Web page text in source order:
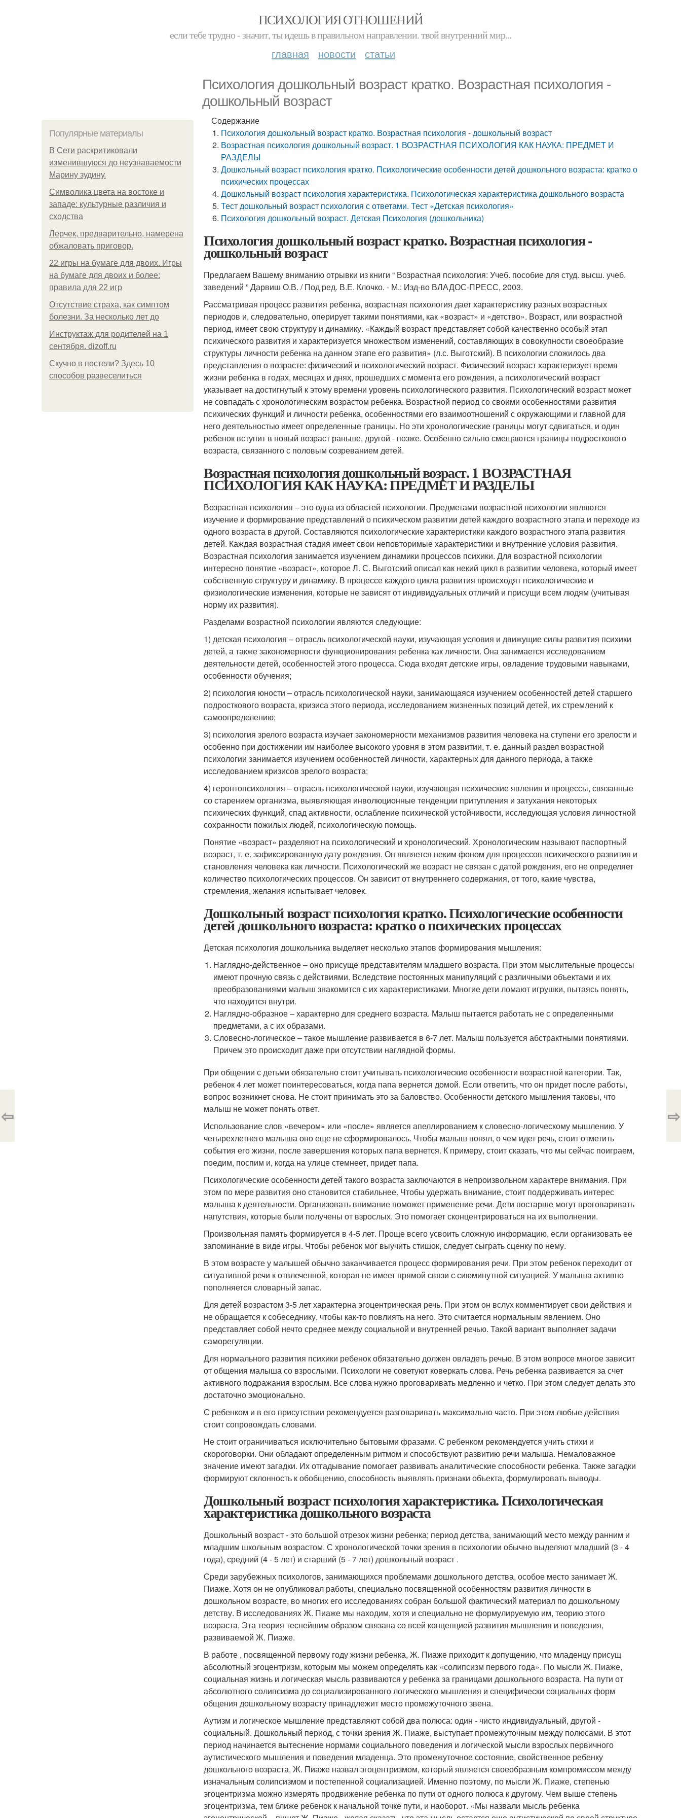
ПСИХОЛОГИЯ ОТНОШЕНИЙ
если тебе трудно - значит, ты идешь в правильном направлении. твой внутренний мир...
главная новости статьи
Психология дошкольный возраст кратко. Возрастная психология -
дошкольный возраст
Популярные материалы
В Сети раскритиковали
изменившуюся до неузнаваемости
Марину зудину.
Символика цвета на востоке и
западе: культурные различия и
сходства
Лерчек, предварительно, намерена
обжаловать приговор.
22 игры на бумаге для двоих. Игры
на бумаге для двоих и более:
правила для 22 игр
Отсутствие страха, как симптом
болезни. За несколько лет до
Инструктаж для родителей на 1
сентября. dizoff.ru
Скучно в постели? Здесь 10
способов развеселиться
Содержание
Психология дошкольный возраст кратко. Возрастная психология - дошкольный возраст
Возрастная психология дошкольный возраст. 1 ВОЗРАСТНАЯ ПСИХОЛОГИЯ КАК НАУКА: ПРЕДМЕТ И
РАЗДЕЛЫ
Дошкольный возраст психология кратко. Психологические особенности детей дошкольного возраста: кратко о
психических процессах
Дошкольный возраст психология характеристика. Психологическая характеристика дошкольного возраста
Тест дошкольный возраст психология с ответами. Тест «Детская психология»
Психология дошкольный возраст. Детская Психология (дошкольника)
Психология дошкольный возраст кратко. Возрастная психология -
дошкольный возраст
Предлагаем Вашему вниманию отрывки из книги “ Возрастная психология: Учеб. пособие для студ. высш. учеб.
заведений ” Дарвиш О.В. / Под ред. В.Е. Клочко. - М.: Изд-во ВЛАДОС-ПРЕСС, 2003.
Рассматривая процесс развития ребенка, возрастная психология дает характеристику разных возрастных
периодов и, следовательно, оперирует такими понятиями, как «возраст» и «детство». Возраст, или возрастной
период, имеет свою структуру и динамику. «Каждый возраст представляет собой качественно особый этап
психического развития и характеризуется множеством изменений, составляющих в совокупности своеобразие
структуры личности ребенка на данном этапе его развития» (л.с. Выготский). В психологии сложилось два
представления о возрасте: физический и психологический возраст. Физический возраст характеризует время
жизни ребенка в годах, месяцах и днях, прошедших с момента его рождения, а психологический возраст
указывает на достигнутый к этому времени уровень психологического развития. Психологический возраст может
не совпадать с хронологическим возрастом ребенка. Возрастной период со своими особенностями развития
психических функций и личности ребенка, особенностями его взаимоотношений с окружающими и главной для
него деятельностью имеет определенные границы. Но эти хронологические границы могут сдвигаться, и один
ребенок вступит в новый возраст раньше, другой - позже. Особенно сильно смещаются границы подросткового
возраста, связанного с половым созреванием детей.
Возрастная психология дошкольный возраст. 1 ВОЗРАСТНАЯ
ПСИХОЛОГИЯ КАК НАУКА: ПРЕДМЕТ И РАЗДЕЛЫ
Возрастная психология – это одна из областей психологии. Предметами возрастной психологии являются
изучение и формирование представлений о психическом развитии детей каждого возрастного этапа и переходе из
одного возраста в другой. Составляются психологические характеристики каждого возрастного этапа развития
детей. Каждая возрастная стадия имеет свои неповторимые характеристики и внутренние условия развития.
Возрастная психология занимается изучением динамики процессов психики. Для возрастной психологии
интересно понятие «возраст», которое Л. С. Выготский описал как некий цикл в развитии человека, который имеет
собственную структуру и динамику. В процессе каждого цикла развития происходят психологические и
физиологические изменения, которые не зависят от индивидуальных отличий и присущи всем людям (учитывая
норму их развития).
Разделами возрастной психологии являются следующие:
1) детская психология – отрасль психологической науки, изучающая условия и движущие силы развития психики
детей, а также закономерности функционирования ребенка как личности. Она занимается исследованием
деятельности детей, особенностей этого процесса. Сюда входят детские игры, овладение трудовыми навыками,
особенности обучения;
2) психология юности – отрасль психологической науки, занимающаяся изучением особенностей детей старшего
подросткового возраста, кризиса этого периода, исследованием жизненных позиций детей, их стремлений к
самоопределению;
3) психология зрелого возраста изучает закономерности механизмов развития человека на ступени его зрелости и
особенно при достижении им наиболее высокого уровня в этом развитии, т. е. данный раздел возрастной
психологии занимается изучением особенностей личности, характерных для данного периода, а также
исследованием кризисов зрелого возраста;
4) геронтопсихология – отрасль психологической науки, изучающая психические явления и процессы, связанные
со старением организма, выявляющая инволюционные тенденции притупления и затухания некоторых
психических функций, спад активности, ослабление психической устойчивости, исследующая условия личностной
сохранности пожилых людей, психологическую помощь.
Понятие «возраст» разделяют на психологический и хронологический. Хронологическим называют паспортный
возраст, т. е. зафиксированную дату рождения. Он является неким фоном для процессов психического развития и
становления человека как личности. Психологический же возраст не связан с датой рождения, его не определяет
количество психологических процессов. Он зависит от внутреннего содержания, от того, какие чувства,
стремления, желания испытывает человек.
Дошкольный возраст психология кратко. Психологические особенности
детей дошкольного возраста: кратко о психических процессах
Детская психология дошкольника выделяет несколько этапов формирования мышления:
Наглядно-действенное – оно присуще представителям младшего возраста. При этом мыслительные процессы
имеют прочную связь с действиями. Вследствие постоянных манипуляций с различными объектами и их
преобразованиями малыш знакомится с их характеристиками. Многие дети ломают игрушки, пытаясь понять,
что находится внутри.
Наглядно-образное – характерно для среднего возраста. Малыш пытается работать не с определенными
предметами, а с их образами.
Словесно-логическое – такое мышление развивается в 6-7 лет. Малыш пользуется абстрактными понятиями.
Причем это происходит даже при отсутствии наглядной формы.
При общении с детьми обязательно стоит учитывать психологические особенности возрастной категории. Так,
ребенок 4 лет может поинтересоваться, когда папа вернется домой. Если ответить, что он придет после работы,
вопрос возникнет снова. Не стоит принимать это за баловство. Особенности детского мышления таковы, что
малыш не может понять ответ.
Использование слов «вечером» или «после» является апеллированием к словесно-логическому мышлению. У
четырехлетнего малыша оно еще не сформировалось. Чтобы малыш понял, о чем идет речь, стоит отметить
события его жизни, после завершения которых папа вернется. К примеру, стоит сказать, что мы сейчас поиграем,
поедим, поспим и, когда на улице стемнеет, придет папа.
Психологические особенности детей такого возраста заключаются в непроизвольном характере внимания. При
этом по мере развития оно становится стабильнее. Чтобы удержать внимание, стоит поддерживать интерес
малыша к деятельности. Организовать внимание поможет применение речи. Дети постарше могут проговаривать
напутствия, которые были получены от взрослых. Это помогает сконцентрироваться на их выполнении.
Произвольная память формируется в 4-5 лет. Проще всего усвоить сложную информацию, если организовать ее
запоминание в виде игры. Чтобы ребенок мог выучить стишок, следует сыграть сценку по нему.
В этом возрасте у малышей обычно заканчивается процесс формирования речи. При этом ребенок переходит от
ситуативной речи к отвлеченной, которая не имеет прямой связи с сиюминутной ситуацией. У малыша активно
пополняется словарный запас.
Для детей возрастом 3-5 лет характерна эгоцентрическая речь. При этом он вслух комментирует свои действия и
не обращается к собеседнику, чтобы как-то повлиять на него. Это считается нормальным явлением. Оно
представляет собой нечто среднее между социальной и внутренней речью. Такой вариант выполняет задачи
саморегуляции.
Для нормального развития психики ребенок обязательно должен овладеть речью. В этом вопросе многое зависит
от общения малыша со взрослыми. Психологи не советуют коверкать слова. Речь ребенка развивается за счет
активного подражания взрослым. Все слова нужно проговаривать медленно и четко. При этом следует делать это
достаточно эмоционально.
С ребенком и в его присутствии рекомендуется разговаривать максимально часто. При этом любые действия
стоит сопровождать словами.
Не стоит ограничиваться исключительно бытовыми фразами. С ребенком рекомендуется учить стихи и
скороговорки. Они обладают определенным ритмом и способствуют развитию речи малыша. Немаловажное
значение имеют загадки. Их отгадывание помогает развивать аналитические способности ребенка. Также загадки
формируют склонность к обобщению, способность выявлять признаки объекта, формулировать выводы.
Дошкольный возраст психология характеристика. Психологическая
характеристика дошкольного возраста
Дошкольный возраст - это большой отрезок жизни ребенка; период детства, занимающий место между ранним и
младшим школьным возрастом. С хронологической точки зрения в психологии обычно выделяют младший (3 - 4
года), средний (4 - 5 лет) и старший (5 - 7 лет) дошкольный возраст .
Среди зарубежных психологов, занимающихся проблемами дошкольного детства, особое место занимает Ж.
Пиаже. Хотя он не опубликовал работы, специально посвященной особенностям развития личности в
дошкольном возрасте, во многих его исследованиях собран большой фактический материал по дошкольному
детству. В исследованиях Ж. Пиаже мы находим, хотя и специально не формулируемую им, теорию этого
возраста. Эта теория теснейшим образом связана со всей концепцией развития мышления и поведения,
развиваемой Ж. Пиаже.
В работе , посвященной первому году жизни ребенка, Ж. Пиаже приходит к допущению, что младенцу присущ
абсолютный эгоцентризм, которым мы можем определять как «солипсизм первого года». По мысли Ж. Пиаже,
социальная жизнь и логическая мысль развиваются у ребенка за границами дошкольного возраста. На пути от
абсолютного солипсизма до социализированного логического мышления и специфически социальных форм
общения дошкольному возрасту принадлежит место промежуточного звена.
Аутизм и логическое мышление представляют собой два полюса: один - чисто индивидуальный, другой -
социальный. Дошкольный период, с точки зрения Ж. Пиаже, выступает промежуточным между полюсами. В этот
период начинается вытеснение нормами социального поведения и логической мысли взрослых первичного
аутистического мышления и поведения младенца. Это промежуточное состояние, свойственное ребенку
дошкольного возраста, Ж. Пиаже назвал эгоцентризмом, который является своеобразным компромиссом между
изначальным солипсизмом и постепенной социализацией. Именно поэтому, по мысли Ж. Пиаже, степенью
эгоцентризма можно измерять продвижение ребенка по пути от одного полюса к другому. Чем выше степень
эгоцентризма, тем ближе ребенок к начальной точке пути, и наоборот. «Мы назвали мысль ребенка
⇦ ⇨